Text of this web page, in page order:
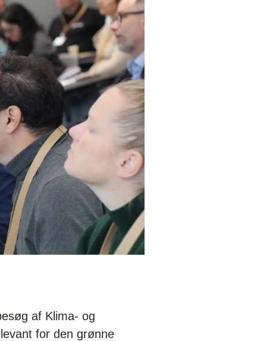
af Klima- og
for den grønne